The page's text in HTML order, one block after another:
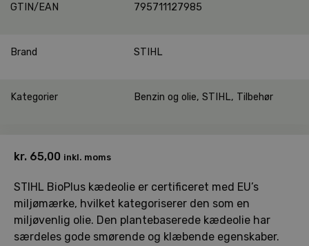
GTIN/EAN 795711127985
Brand STIHL
Kategorier Benzin og olie, STIHL, Tilbehør
kr. 65,00 inkl. moms
STIHL BioPlus kædeolie er certificeret med EU’s
miljømærke, hvilket kategoriserer den som en
miljøvenlig olie. Den plantebaserede kædeolie har
særdeles gode smørende og klæbende egenskaber.